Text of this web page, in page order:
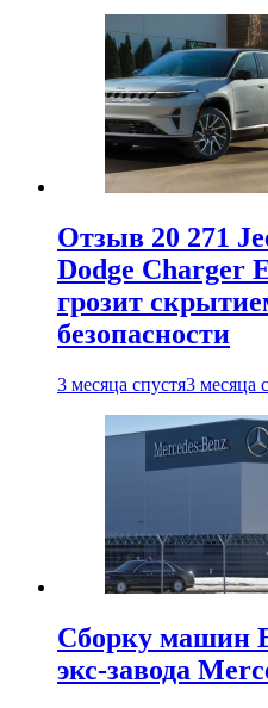
Отзыв 20 271
Dodge Charger
грозит
безопасности
3 месяца спустя3 месяца
Сборку машин
экс-завода